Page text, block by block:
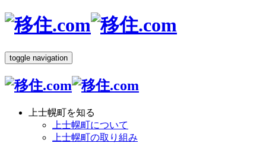
toggle navigation
上士幌町を知る
上士幌町について
上士幌町の取り組み